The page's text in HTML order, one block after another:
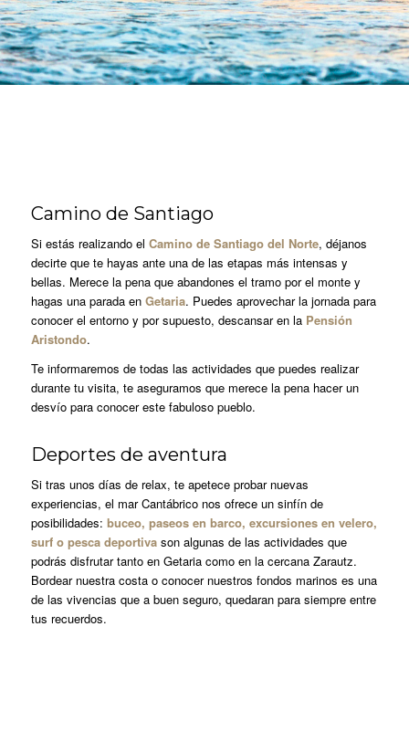
Camino de Santiago
Si estás realizando el Camino de Santiago del Norte, déjanos
decirte que te hayas ante una de las etapas más intensas y
bellas. Merece la pena que abandones el tramo por el monte y
hagas una parada en Getaria. Puedes aprovechar la jornada para
conocer el entorno y por supuesto, descansar en la Pensión
Aristondo.
Te informaremos de todas las actividades que puedes realizar
durante tu visita, te aseguramos que merece la pena hacer un
desvío para conocer este fabuloso pueblo.
Deportes de aventura
Si tras unos días de relax, te apetece probar nuevas
experiencias, el mar Cantábrico nos ofrece un sinfín de
posibilidades: buceo, paseos en barco, excursiones en velero,
surf o pesca deportivason algunas de las actividades que
podrás disfrutar tanto en Getaria como en la cercana Zarautz.
Bordear nuestra costa o conocer nuestros fondos marinos es una
de las vivencias que a buen seguro, quedaran para siempre entre
tus recuerdos.